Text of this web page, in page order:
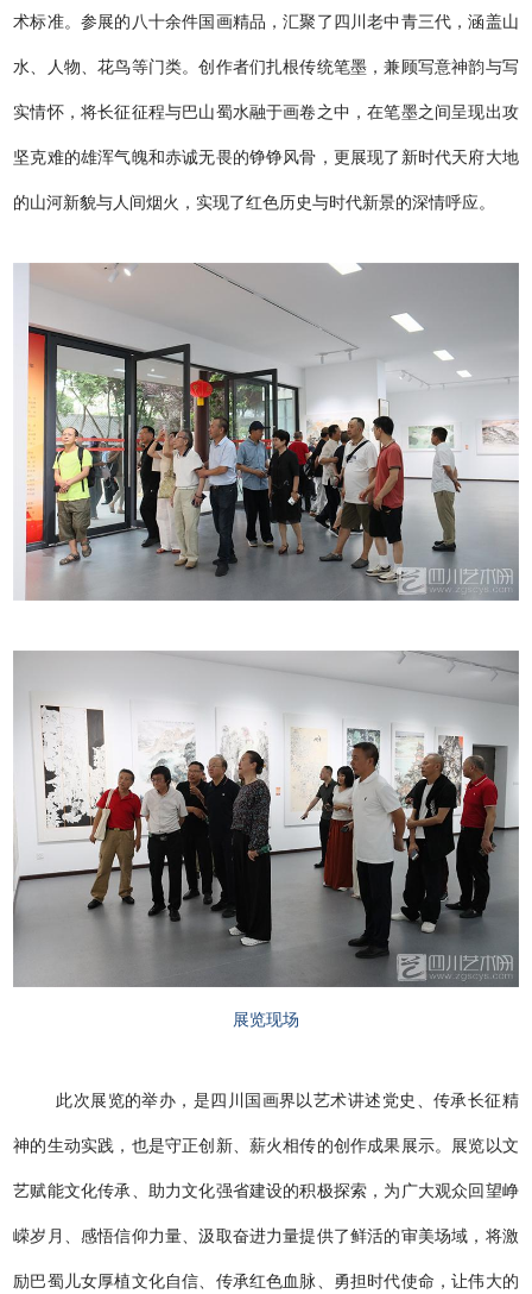
术标准。参展的八十余件国画精品，汇聚了四川老中青三代，涵盖山
水、人物、花鸟等门类。创作者们扎根传统笔墨，兼顾写意神韵与写
实情怀，将长征征程与巴山蜀水融于画卷之中，在笔墨之间呈现出攻
坚克难的雄浑气魄和赤诚无畏的铮铮风骨，更展现了新时代天府大地
的山河新貌与人间烟火，实现了红色历史与时代新景的深情呼应。
展览现场
此次展览的举办，是四川国画界以艺术讲述党史、传承长征精
神的生动实践，也是守正创新、薪火相传的创作成果展示。展览以文
艺赋能文化传承、助力文化强省建设的积极探索，为广大观众回望峥
嵘岁月、感悟信仰力量、汲取奋进力量提供了鲜活的审美场域，将激
励巴蜀儿女厚植文化自信、传承红色血脉、勇担时代使命，让伟大的